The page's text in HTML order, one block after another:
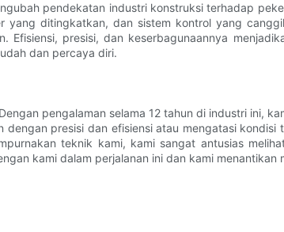
pendekatan industri konstruksi terhadap
ditingkatkan, dan sistem kontrol yang
presisi, dan keserbagunaannya
dan percaya diri.
pengalaman selama 12 tahun di industri ini,
presisi dan efisiensi atau mengatasi
teknik kami, kami sangat antusias
kami dalam perjalanan ini dan kami menantikan